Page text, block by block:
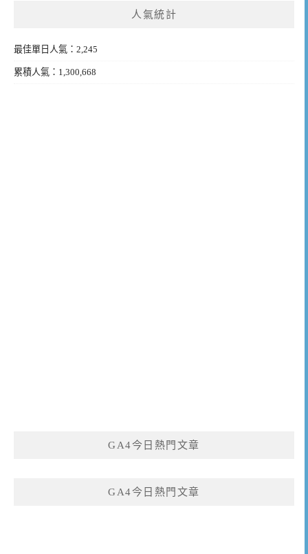
人氣統計
最佳單日人氣：2,245
累積人氣：1,300,668
GA4今日熱門文章
GA4今日熱門文章